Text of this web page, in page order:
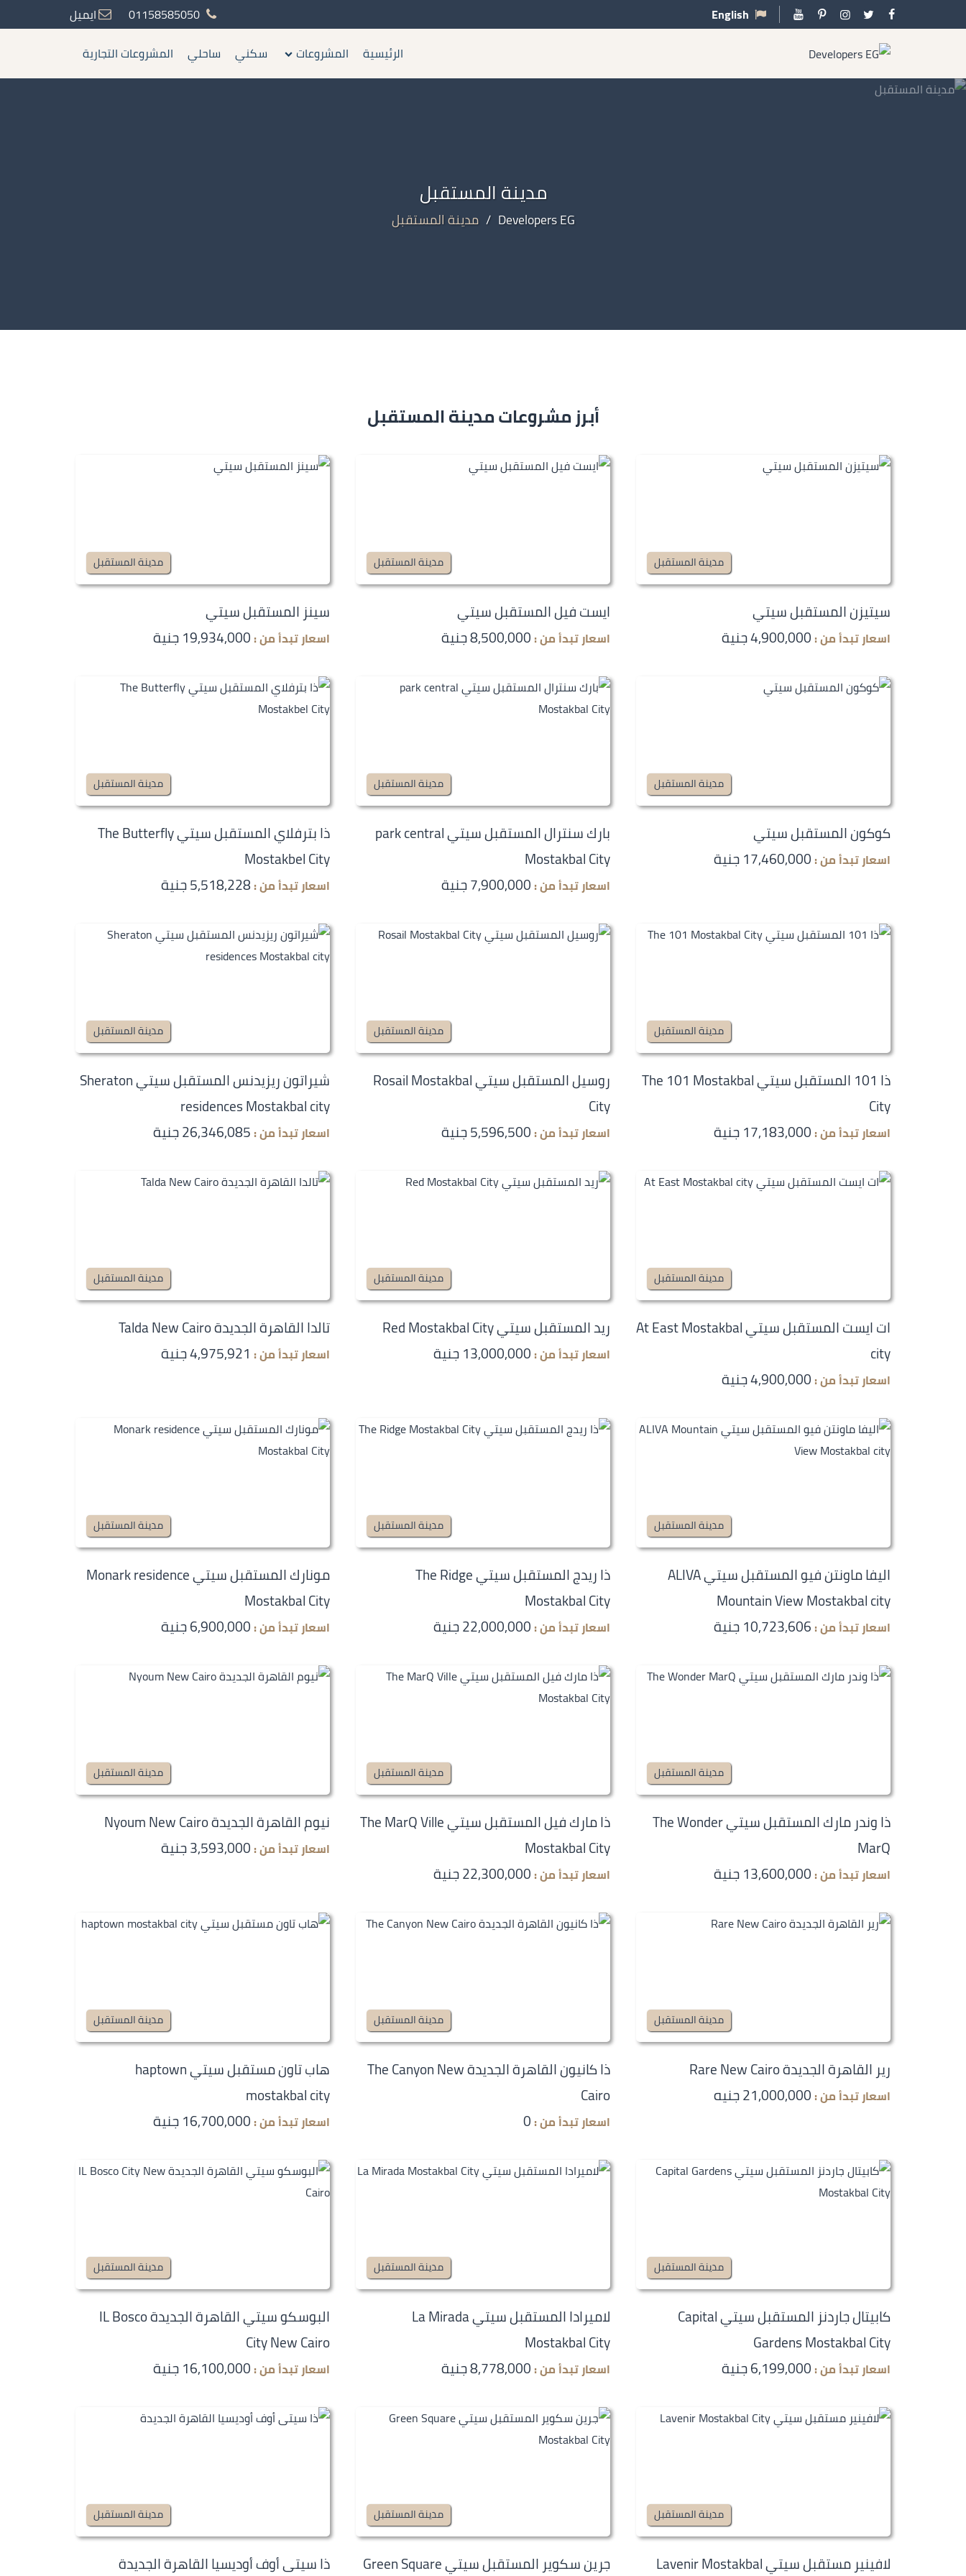
English
01158585050
ايميل
الرئيسية
المشروعات سكني ساحلي المشروعات التجارية
مدينة المستقبل
Developers EG
/ مدينة المستقبل
أبرز مشروعات مدينة المستقبل
مدينة المستقبل
سيتيزن المستقبل سيتي
اسعار تبدأ من : 4,900,000 جنية
مدينة المستقبل
ايست فيل المستقبل سيتي
اسعار تبدأ من : 8,500,000 جنية
مدينة المستقبل
سينز المستقبل سيتي
اسعار تبدأ من : 19,934,000 جنية
مدينة المستقبل
كوكون المستقبل سيتي
اسعار تبدأ من : 17,460,000 جنية
مدينة المستقبل
بارك سنترال المستقبل سيتي park central
Mostakbal City
اسعار تبدأ من : 7,900,000 جنية
مدينة المستقبل
ذا بترفلاي المستقبل سيتي The Butterfly
Mostakbel City
اسعار تبدأ من : 5,518,228 جنية
مدينة المستقبل
ذا 101 المستقبل سيتي The 101 Mostakbal
City
اسعار تبدأ من : 17,183,000 جنية
مدينة المستقبل
روسيل المستقبل سيتي Rosail Mostakbal
City
اسعار تبدأ من : 5,596,500 جنية
مدينة المستقبل
شيراتون ريزيدنس المستقبل سيتي Sheraton
residences Mostakbal city
اسعار تبدأ من : 26,346,085 جنية
مدينة المستقبل
ات ايست المستقبل سيتي At East Mostakbal
city
اسعار تبدأ من : 4,900,000 جنية
مدينة المستقبل
ريد المستقبل سيتي Red Mostakbal City
اسعار تبدأ من : 13,000,000 جنية
مدينة المستقبل
تالدا القاهرة الجديدة Talda New Cairo
اسعار تبدأ من : 4,975,921 جنية
مدينة المستقبل
اليفا ماونتن فيو المستقبل سيتي ALIVA
Mountain View Mostakbal city
اسعار تبدأ من : 10,723,606 جنية
مدينة المستقبل
ذا ريدج المستقبل سيتي The Ridge
Mostakbal City
اسعار تبدأ من : 22,000,000 جنية
مدينة المستقبل
مونارك المستقبل سيتي Monark residence
Mostakbal City
اسعار تبدأ من : 6,900,000 جنية
مدينة المستقبل
ذا وندر مارك المستقبل سيتي The Wonder
MarQ
اسعار تبدأ من : 13,600,000 جنية
مدينة المستقبل
ذا مارك فيل المستقبل سيتي The MarQ Ville
Mostakbal City
اسعار تبدأ من : 22,300,000 جنية
مدينة المستقبل
نيوم القاهرة الجديدة Nyoum New Cairo
اسعار تبدأ من : 3,593,000 جنية
مدينة المستقبل
رير القاهرة الجديدة Rare New Cairo
اسعار تبدأ من : 21,000,000 جنيه
مدينة المستقبل
ذا كانيون القاهرة الجديدة The Canyon New
Cairo
اسعار تبدأ من : 0
مدينة المستقبل
هاب تاون مستقبل سيتي haptown
mostakbal city
اسعار تبدأ من : 16,700,000 جنية
مدينة المستقبل
كابيتال جاردنز المستقبل سيتي Capital
Gardens Mostakbal City
اسعار تبدأ من : 6,199,000 جنية
مدينة المستقبل
لاميرادا المستقبل سيتي La Mirada
Mostakbal City
اسعار تبدأ من : 8,778,000 جنية
مدينة المستقبل
البوسكو سيتي القاهرة الجديدة IL Bosco
City New Cairo
اسعار تبدأ من : 16,100,000 جنية
مدينة المستقبل
لافينير مستقبل سيتي Lavenir Mostakbal
مدينة المستقبل
جرين سكوير المستقبل سيتي Green Square
مدينة المستقبل
ذا سيتى أوف أوديسيا القاهرة الجديدة